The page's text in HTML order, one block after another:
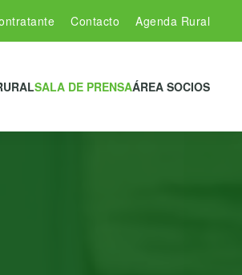
Contacto Agenda Rural
SALA DE PRENSAÁREA SOCIOS